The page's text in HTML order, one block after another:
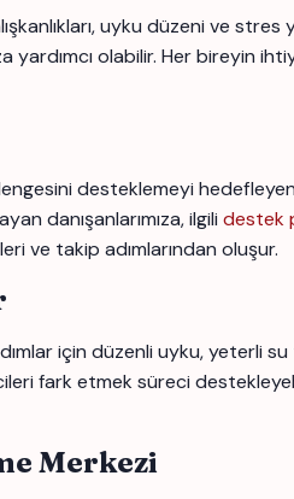
uyku düzeni ve
olabilir. Her bireyin
desteklemeyi hedefleyen
danışanlarımıza, ilgili destek
ve takip adımlarından oluşur.
için düzenli uyku, yeterli su
fark etmek süreci
Merkezi